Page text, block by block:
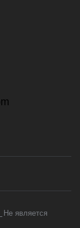
Не является